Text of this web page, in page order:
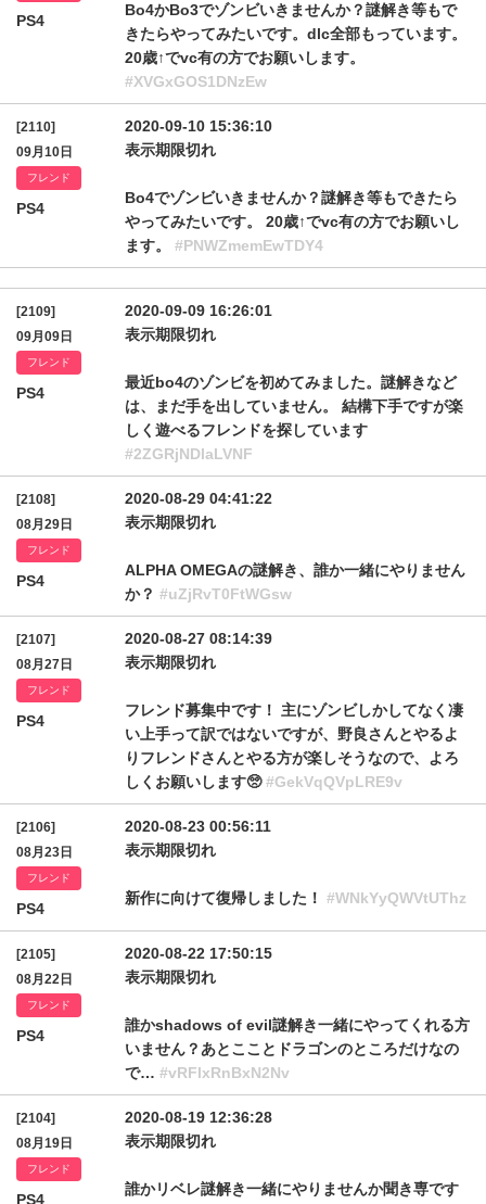
PS4
Bo4かBo3でゾンビいきませんか？謎解き等もで
きたらやってみたいです。dlc全部もっています。
20歳↑でvc有の方でお願いします。
#XVGxGOS1DNzEw
[2110]
09月10日
フレンド
PS4
2020-09-10 15:36:10
表示期限切れ
Bo4でゾンビいきませんか？謎解き等もできたら
やってみたいです。 20歳↑でvc有の方でお願いし
ます。 #PNWZmemEwTDY4
[2109]
09月09日
フレンド
PS4
2020-09-09 16:26:01
表示期限切れ
最近bo4のゾンビを初めてみました。謎解きなど
は、まだ手を出していません。 結構下手ですが楽
しく遊べるフレンドを探しています
#2ZGRjNDlaLVNF
[2108]
08月29日
フレンド
PS4
2020-08-29 04:41:22
表示期限切れ
ALPHA OMEGAの謎解き、誰か一緒にやりません
か？ #uZjRvT0FtWGsw
[2107]
08月27日
フレンド
PS4
2020-08-27 08:14:39
表示期限切れ
フレンド募集中です！ 主にゾンビしかしてなく凄
い上手って訳ではないですが、野良さんとやるよ
りフレンドさんとやる方が楽しそうなので、よろ
しくお願いします🥺#GekVqQVpLRE9v
[2106]
08月23日
フレンド
PS4
2020-08-23 00:56:11
表示期限切れ
新作に向けて復帰しました！ #WNkYyQWVtUThz
[2105]
08月22日
フレンド
PS4
2020-08-22 17:50:15
表示期限切れ
誰かshadows of evil謎解き一緒にやってくれる方
いません？あとこことドラゴンのところだけなの
で… #vRFlxRnBxN2Nv
[2104]
08月19日
フレンド
PS4
2020-08-19 12:36:28
表示期限切れ
誰かリベレ謎解き一緒にやりませんか聞き専です